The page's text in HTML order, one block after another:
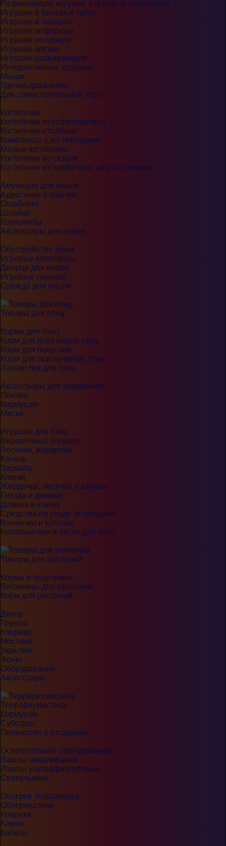
Развивающие игрушки и игровые комплексы
Игрушки в банках и тубах
Игрушки в наборах
Игрушки зефирные
Игрушки из сизаля
Игрушки мягкие
Игрушки развивающие
Интерактивные игрушки
Мыши
Удочки-дразнилки
Для самостоятельной игры
Когтеточки
Когтеточки из гофрокартона
Когтеточки-столбики
Комплексы с когтеточками
Малые когтеточки
Когтеточки из сизаля
Когтеточки из ковролина, джута и пеньки
Амуниция для кошек
Адресники и маячки
Ошейники
Шлейки
Комплекты
Аксессуары для кошек
Обустройство дома
Игровые комплексы
Дверци для кошек
Игровые туннели
Одежда для кошек
Товары для птиц
Корма для птиц
Корм для всех видов птиц
Корм для попугаев
Корм для экзотических птиц
Лакомства для птиц
Аксессуары для кормления
Поилки
Кормушки
Миски
Игрушки для птиц
Веревочные игрушки
Лесенки, жердочки
Качели
Зеркала
Клетки
Жёрдочки, лесенки и качели
Гнезда и домики
Домики в клетку
Средства по уходу за птицами
Ванночки и купалки
Наполнители и песок для птиц
Товары для рептилий
Корма и подкормки
Витамины для рептилий
Корм для рептилий
Декор
Грунты
Коврики
Мостики
Укрытия
Фоны
Оборудование
Аксессуары
Террариумистика
Кормушки
Субстрат
Переноски и отсадники
Осветительное оборудование
Лампы накаливания
Лампы ультрафиолетовые
Светильники
Обогрев террариума
Обогреватели
Коврики
Камни
Кабели